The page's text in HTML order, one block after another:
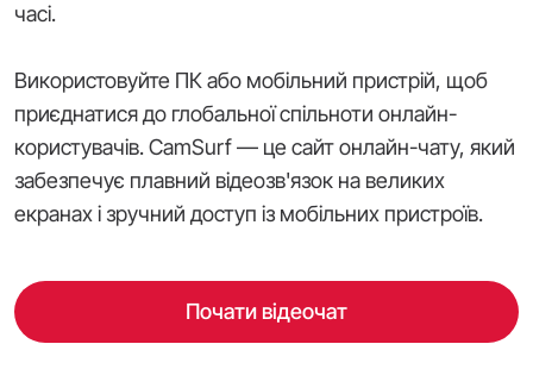
часі.
Використовуйте ПК або мобільний пристрій, щоб
приєднатися до глобальної спільноти онлайн-
користувачів. CamSurf — це сайт онлайн-чату, який
забезпечує плавний відеозв'язок на великих
екранах і зручний доступ із мобільних пристроїв.
Почати відеочат